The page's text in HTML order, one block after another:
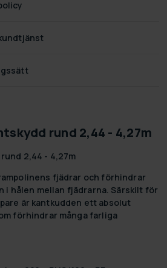
rund 2,44 - 4,27m
2,44 - 4,27m
fjädrar och förhindrar
i hålen mellan fjädrarna. Särskilt för
är kantkudden ett absolut
förhindrar många farliga